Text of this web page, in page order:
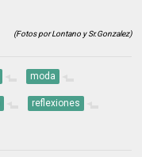
(Fotos por Lontano y Sr.Gonzalez)
moda
reflexiones